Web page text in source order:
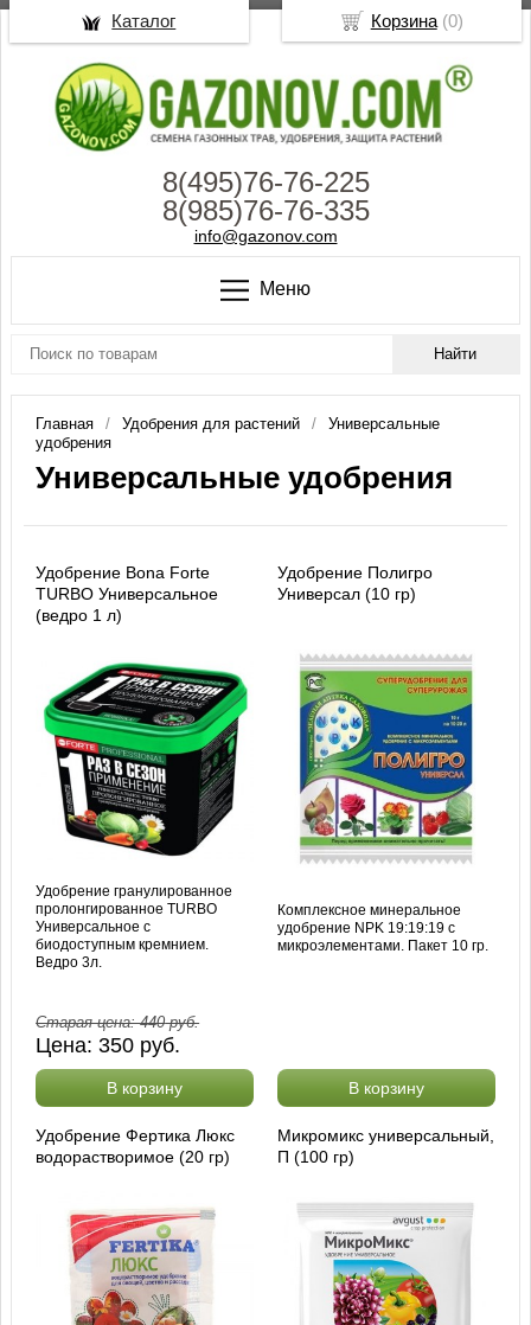
8(495)76-76-225
8(985)76-76-335
info@gazonov.com
Меню
Главная Удобрения для растений
Универсальные
удобрения
Универсальные удобрения
Удобрение Bona Forte
TURBO Универсальное
(ведро 1 л)
Удобрение гранулированное
пролонгированное TURBO
Универсальное с
биодоступным кремнием.
Ведро 3л.
Старая цена:440руб.
Цена:350 руб.
В корзину
Удобрение Полигро
Универсал (10 гр)
Комплексное минеральное
удобрение NPK 19:19:19 с
микроэлементами. Пакет 10 гр.
В корзину
Удобрение Фертика Люкс
водорастворимое (20 гр)
Микромикс универсальный,
П (100 гр)
Корзина(0)
Каталог